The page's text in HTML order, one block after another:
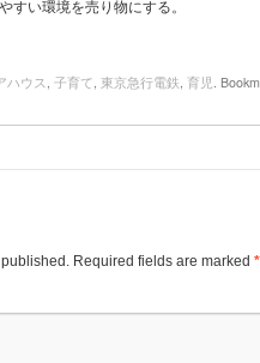
すい環境を売り物にする。
ハウス, 子育て, 東京急行電鉄, 育児.
Required fields are marked *